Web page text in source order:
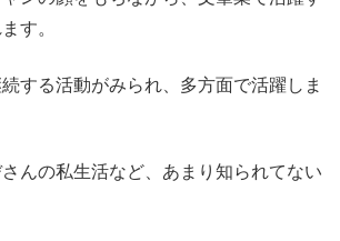
す。
する活動がみられ、多方面で活躍しま
んの私生活など、あまり知られてない